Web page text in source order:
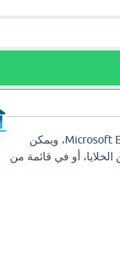
تقوم دالة SUM بجمع الأرقام. وهي دالة أساسية في برنامج Microsoft Excel، ويمكن
أو في قائمة من